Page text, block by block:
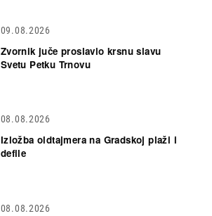
09.08.2026
Zvornik juče proslavio krsnu slavu
Svetu Petku Trnovu
08.08.2026
Izložba oldtajmera na Gradskoj plaži i
defile
08.08.2026